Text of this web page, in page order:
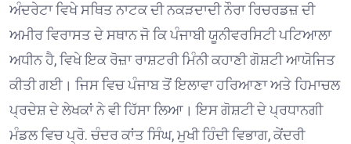
ਅੰਦਰੇਟਾ ਵਿਖੇ ਸਥਿਤ ਨਾਟਕ ਦੀ ਨਕੜਦਾਦੀ ਨੌਰਾ ਰਿਚਰਡਜ਼ ਦੀ
ਅਮੀਰ ਵਿਰਾਸਤ ਦੇ ਸਥਾਨ ਜੋ ਕਿ ਪੰਜਾਬੀ ਯੂਨੀਵਰਸਿਟੀ ਪਟਿਆਲਾ
ਅਧੀਨ ਹੈ, ਵਿਖੇ ਇਕ ਰੋਜ਼ਾ ਰਾਸ਼ਟਰੀ ਮਿੰਨੀ ਕਹਾਣੀ ਗੋਸ਼ਟੀ ਆਯੋਜਿਤ
ਕੀਤੀ ਗਈ। ਜਿਸ ਵਿਚ ਪੰਜਾਬ ਤੋਂ ਇਲਾਵਾ ਹਰਿਆਣਾ ਅਤੇ ਹਿਮਾਚਲ
ਪ੍ਰਦੇਸ਼ ਦੇ ਲੇਖਕਾਂ ਨੇ ਵੀ ਹਿੱਸਾ ਲਿਆ। ਇਸ ਗੋਸ਼ਟੀ ਦੇ ਪ੍ਰਧਾਨਗੀ
ਮੰਡਲ ਵਿਚ ਪ੍ਰੋ. ਚੰਦਰ ਕਾਂਤ ਸਿੰਘ, ਮੁਖੀ ਹਿੰਦੀ ਵਿਭਾਗ, ਕੇਂਦਰੀ